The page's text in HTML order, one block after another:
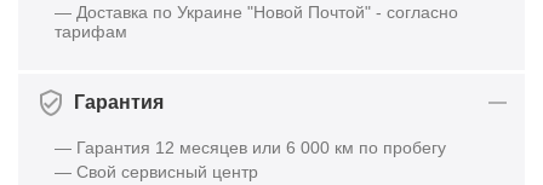
— Доставка по Украине "Новой Почтой" - согласно
тарифам
Гарантия
— Гарантия 12 месяцев или 6 000 км по пробегу
— Свой сервисный центр